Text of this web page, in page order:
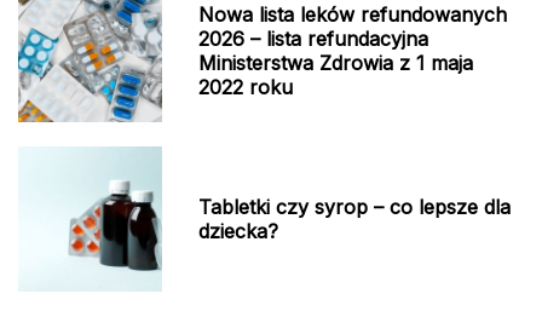
Nowa lista leków refundowanych
2026 – lista refundacyjna
Ministerstwa Zdrowia z 1 maja
2022 roku
Tabletki czy syrop – co lepsze dla
dziecka?